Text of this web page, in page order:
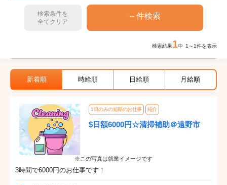
検索条件を
全てクリア
検索結果1中 1～1件を表示
新着順 時給順 日給順 月給順
1日のみの短期のお仕事 紹介
$日額6000円☆清掃補助＠遠野市
※この写真は就業イメージです
3時間で6000円のお仕事です！